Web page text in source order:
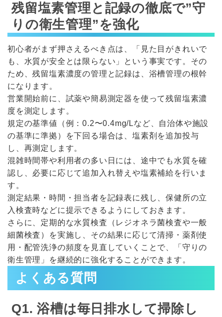
残留塩素管理と記録の徹底で”守
りの衛生管理”を強化
初心者がまず押さえるべき点は、「見た目がきれいで
も、水質が安全とは限らない」という事実です。その
ため、残留塩素濃度の管理と記録は、浴槽管理の根幹
になります。
営業開始前に、試薬や簡易測定器を使って残留塩素濃
度を測定します。
規定の基準値（例：0.2〜0.4mg/Lなど、自治体や施設
の基準に準拠）を下回る場合は、塩素剤を追加投与
し、再測定します。
混雑時間帯や利用者の多い日には、途中でも水質を確
認し、必要に応じて追加入れ替えや塩素補給を行いま
す。
測定結果・時間・担当者を記録表に残し、保健所の立
入検査時などに提示できるようにしておきます。
さらに、定期的な水質検査（レジオネラ菌検査や一般
細菌検査）を実施し、その結果に応じて清掃・薬剤使
用・配管洗浄の頻度を見直していくことで、「守りの
衛生管理」を継続的に強化することができます。
よくある質問
Q1. 浴槽は毎日排水して掃除し